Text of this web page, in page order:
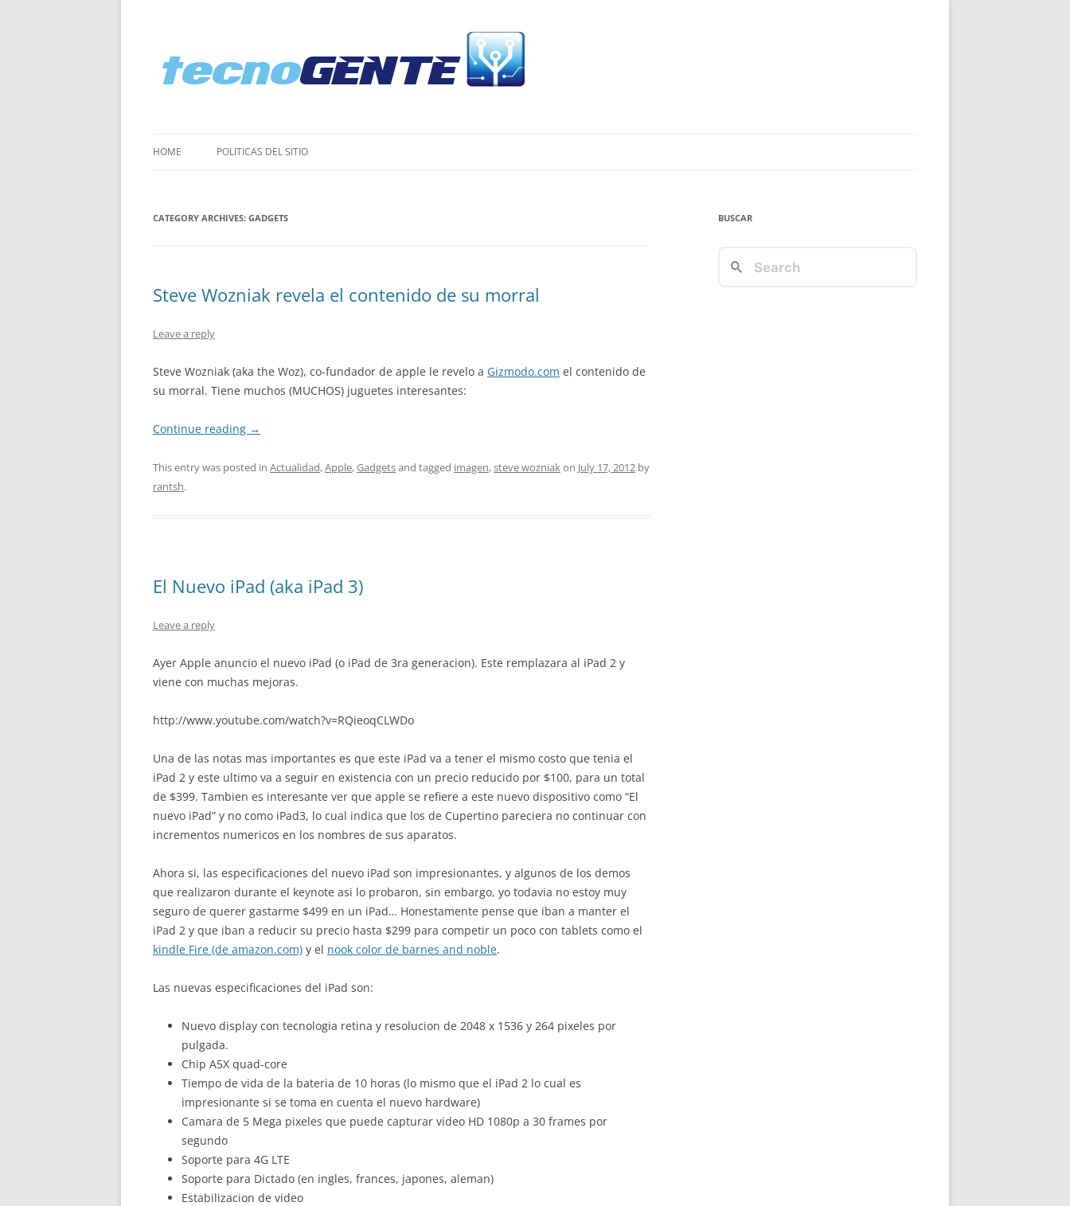
HOME POLI­TICAS DEL SITIO
CATEGORY ARCHIVES: GADGETS
Steve Wozniak revela el contenido de su morral
Leave a reply
Steve Wozniak (aka the Woz), co-fundador de apple le revelo a Gizmodo.com el contenido de
su morral. Tiene muchos (MUCHOS) juguetes interesantes:
Continue reading →
This entry was posted in Actualidad,Apple,Gadgetsand tagged imagen,steve wozniakon July 17, 2012 by
rantsh.
El Nuevo iPad (aka iPad 3)
Leave a reply
Ayer Apple anuncio el nuevo iPad (o iPad de 3ra generacion). Este remplazara al iPad 2 y
viene con muchas mejoras.
http://www.youtube.com/watch?v=RQieoqCLWDo
Una de las notas mas importantes es que este iPad va a tener el mismo costo que tenia el
iPad 2 y este ultimo va a seguir en existencia con un precio reducido por $100, para un total
de $399. Tambien es interesante ver que apple se refiere a este nuevo dispositivo como “El
nuevo iPad” y no como iPad3, lo cual indica que los de Cupertino pareciera no continuar con
incrementos numericos en los nombres de sus aparatos.
Ahora si, las especificaciones del nuevo iPad son impresionantes, y algunos de los demos
que realizaron durante el keynote asi lo probaron, sin embargo, yo todavia no estoy muy
seguro de querer gastarme $499 en un iPad… Honestamente pense que iban a manter el
iPad 2 y que iban a reducir su precio hasta $299 para competir un poco con tablets como el
kindle Fire (de amazon.com) y el nook color de barnes and noble.
Las nuevas especificaciones del iPad son:
Nuevo display con tecnologia retina y resolucion de 2048 x 1536 y 264 pixeles por
pulgada.
Chip A5X quad-core
Tiempo de vida de la bateria de 10 horas (lo mismo que el iPad 2 lo cual es
impresionante si se toma en cuenta el nuevo hardware)
Camara de 5 Mega pixeles que puede capturar video HD 1080p a 30 frames por
segundo
Soporte para 4G LTE
Soporte para Dictado (en ingles, frances, japones, aleman)
Estabilizacion de video
BUSCAR